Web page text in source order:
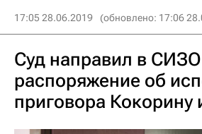
17:05 28.06.2019 (обновлено: 17:06
Суд направил в СИЗО
распоряжение об
приговора